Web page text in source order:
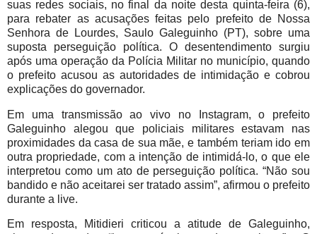
suas redes sociais, no final da noite desta quinta-feira (6),
para rebater as acusações feitas pelo prefeito de Nossa
Senhora de Lourdes, Saulo Galeguinho (PT), sobre uma
suposta perseguição política. O desentendimento surgiu
após uma operação da Polícia Militar no município, quando
o prefeito acusou as autoridades de intimidação e cobrou
explicações do governador.
Em uma transmissão ao vivo no Instagram, o prefeito
Galeguinho alegou que policiais militares estavam nas
proximidades da casa de sua mãe, e também teriam ido em
outra propriedade, com a intenção de intimidá-lo, o que ele
interpretou como um ato de perseguição política. “Não sou
bandido e não aceitarei ser tratado assim”, afirmou o prefeito
durante a live.
Em resposta, Mitidieri criticou a atitude de Galeguinho,